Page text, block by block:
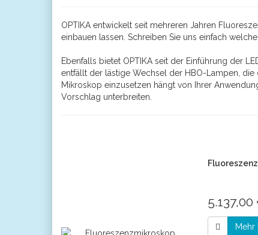
OPTIKA entwickelt seit mehreren Jahren
einbauen lassen. Schreiben Sie uns einfach
Ebenfalls bietet OPTIKA seit der Einführung der
entfällt der lästige Wechsel der HBO-Lampen,
Mikroskop einzusetzen hängt von Ihrer
Vorschlag unterbreiten.
Mehr